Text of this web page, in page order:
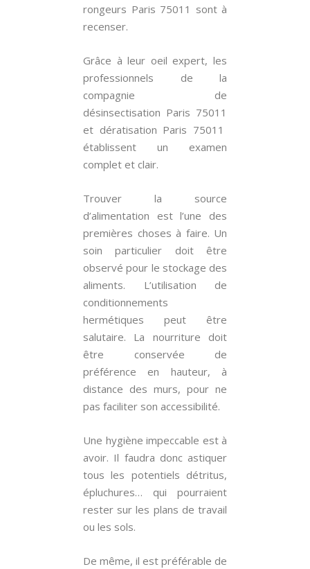
rongeurs Paris 75011 sont à
recenser.
Grâce à leur oeil expert, les
professionnels de la
compagnie de
désinsectisation Paris 75011
et dératisation Paris 75011
établissent un examen
complet et clair.
Trouver la source
d’alimentation est l’une des
premières choses à faire. Un
soin particulier doit être
observé pour le stockage des
aliments. L’utilisation de
conditionnements
hermétiques peut être
salutaire. La nourriture doit
être conservée de
préférence en hauteur, à
distance des murs, pour ne
pas faciliter son accessibilité.
Une hygiène impeccable est à
avoir. Il faudra donc astiquer
tous les potentiels détritus,
épluchures… qui pourraient
rester sur les plans de travail
ou les sols.
De même, il est préférable de